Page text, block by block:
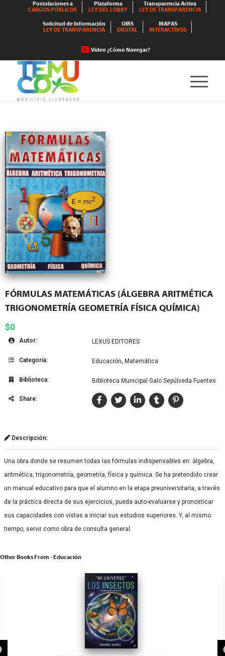
Postulaciones a
CARGOS PÚBLICOS
Plataforma
LEY DEL LOBBY
Transparencia Activa
LEY DE TRANSPARENCIA
Solicitud de Información
LEY DE TRANSPARENCIA
OIRS
DIGITAL
MAPAS
INTERACTIVOS
Video ¿Cómo Navegar?
FÓRMULAS MATEMÁTICAS (ÁLGEBRA ARITMÉTICA
TRIGONOMETRÍA GEOMETRÍA FÍSICA QUÍMICA)
$0
Autor: LEXUS EDITORES
Categoría: Educación, Matemática
Biblioteca: Biblioteca Municipal Galo Sepúlveda Fuentes
Share:
Descripción:
Una obra donde se resumen todas las fórmulas indispensables en: álgebra,
aritmética, trigonometría, geometría, física y química. Se ha pretendido crear
un manual educativo para que el alumno en la etapa preuniversitaria, a través
de la práctica directa de sus ejercicios, pueda auto-evaluarse y pronosticar
sus capacidades con vistas a iniciar sus estudios superiores. Y, al mismo
tiempo, servir como obra de consulta general.
Other Books From - Educación